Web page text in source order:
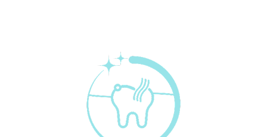
Ожидаемая дата доставки
Ожидаемая дата доставки
Ожидаемая дата доставки